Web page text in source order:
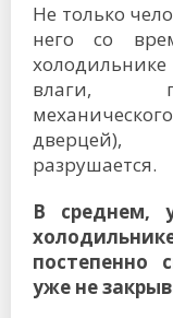
Не только
него со
влаги,
дверцей),
разрушается.
В среднем,
постепенно
уже не